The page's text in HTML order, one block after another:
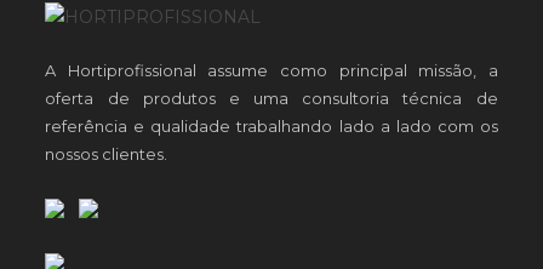
A Hortiprofissional assume como principal missão, a
oferta de produtos e uma consultoria técnica de
referência e qualidade trabalhando lado a lado com os
nossos clientes.